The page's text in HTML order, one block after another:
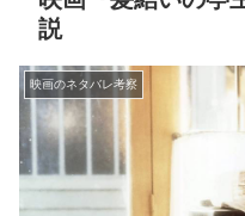
説
映画のネタバレ考察